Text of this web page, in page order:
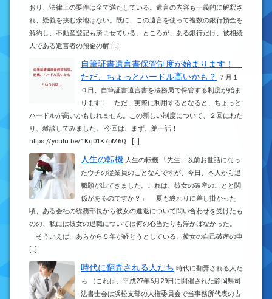
おり、法律上の要件は全て満たしている。遺言の内容も一義的に解釈さ
れ、疑義を挟む余地はない。既に、この遺言を使って複数の銀行預金を
解約し、不動産登記も済ませている。ところが、ある銀行だけ、被相続
人である遺言者の預金の解 […]
自筆証書遺言書保管制度が始まります！
ただ、ちょっとハードル高いかも？
７月１
０日、自筆証書遺言書を法務局で保管する制度が始ま
ります！ ただ、実際に利用するとなると、ちょっと
ハードルが高いかもしれません。この新しい制度について、２回にわた
り、雑談してみました。 今回は、まず、第一話！
https://youtu.be/1Kq01K7pM6Q […]
人生の転機 人生の転機 「先生、以前お世話になっ
たウチの従業員のことなんですが、今日、本人から退
職願が出てきました。これは、彼女の破産のことと関
係があるのですか？」 夏も終わりに差し掛かった
頃、ある会社の総務部長から彼女の進退について問い合わせを受けたも
のの、私には彼女の退職については何の心当たりも浮かばなかった。
そういえば、あらから５年が経とうとしている。彼女の自己破産の申
[…]
時代に翻弄される人たち 時代に翻弄される人た
ち （これは、平成27年6月29日に開催された静岡県司
法書士会は浜松支部の人権委員会で当事務所代表の古